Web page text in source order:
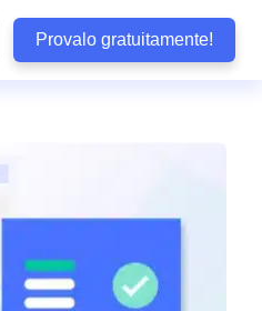
ad alcune domande per verificare se il
Tutte le Normative
tutte le leggi coperte dai nostri prodotti
Provalo gratuitamente!